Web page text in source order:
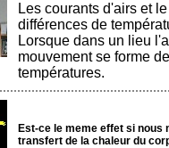
Les courants d'airs et
différences de
Lorsque dans un lieu
mouvement se forme
températures.
Est-ce le meme effet si
transfert de la chaleur du